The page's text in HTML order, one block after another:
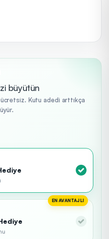
büyütün
Kutu adedi arttıkça
EN AVANTAJLI